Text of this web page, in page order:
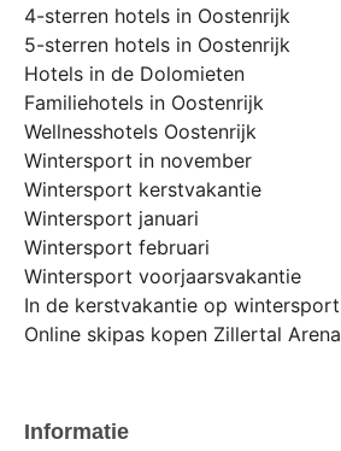
4-sterren hotels in Oostenrijk
5-sterren hotels in Oostenrijk
Hotels in de Dolomieten
Familiehotels in Oostenrijk
Wellnesshotels Oostenrijk
Wintersport in november
Wintersport kerstvakantie
Wintersport januari
Wintersport februari
Wintersport voorjaarsvakantie
In de kerstvakantie op wintersport
Online skipas kopen Zillertal Arena
Informatie